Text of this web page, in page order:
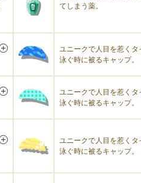
てしまう薬。
ユニークで人目を惹くタ
泳ぐ時に被るキャップ。
ユニークで人目を惹くタ
泳ぐ時に被るキャップ。
ユニークで人目を惹くタ
泳ぐ時に被るキャップ。